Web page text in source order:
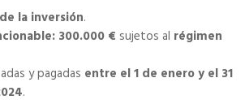
la inversión.
300.000 € sujetos al régimen
y pagadas entre el 1 de enero y el 31
.